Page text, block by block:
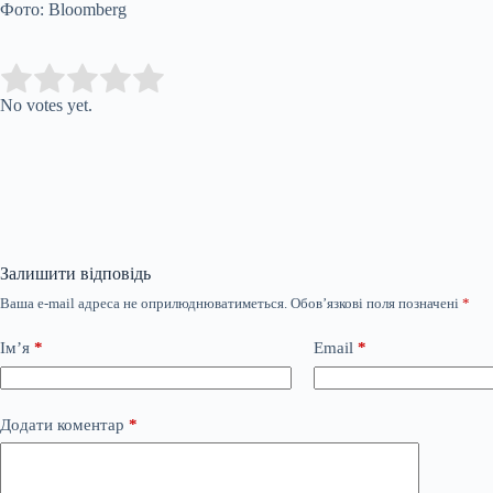
Фото: Bloomberg
Rate this item:
No votes yet.
Залишити відповідь
Ваша e-mail адреса не оприлюднюватиметься. Обов’язкові поля позначені *
Ім’я * Email *
Додати коментар *